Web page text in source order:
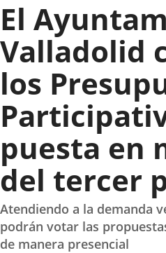
Valladolid
El
Valladolid
los
puesta en
del tercer
Atendiendo a la demanda
podrán votar las
de manera presencial